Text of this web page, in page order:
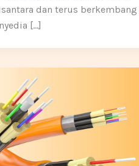
dan terus berkembang
[…]